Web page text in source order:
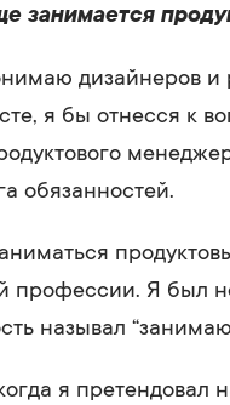
занимается
дизайнеров и
я бы отнесся к
обязанностей.
профессии. Я был
называл
я претендовал